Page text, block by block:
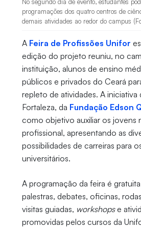
programações dos quatro centros de
demais atividades ao redor do campus
A Feira de Profissões Unifor
edição do projeto reuniu, no
instituição, alunos de ensino
públicos e privados do Ceará
repleto de atividades. A iniciativa
Fortaleza, da Fundação Edson
como objetivo auxiliar os jovens
profissional, apresentando as
possibilidades de carreiras para
universitários.
A programação da feira é
palestras, debates, oficinas,
visitas guiadas, workshopse
promovidas pelos cursos da